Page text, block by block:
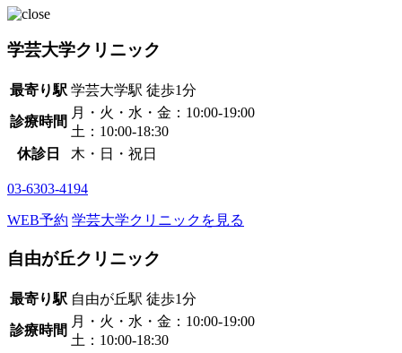
学芸大学クリニック
最寄り駅 学芸大学駅 徒歩1分
診療時間
月・火・水・金：10:00-19:00
土：10:00-18:30
休診日
木・日・祝日
03-6303-4194
WEB予約 学芸大学クリニックを見る
自由が丘クリニック
最寄り駅 自由が丘駅 徒歩1分
診療時間
月・火・水・金：10:00-19:00
土：10:00-18:30